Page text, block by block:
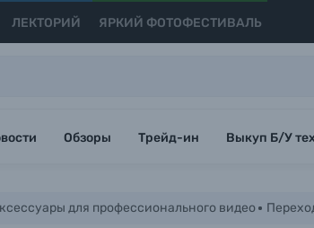
ЛЕКТОРИЙ ЯРКИЙ ФОТОФЕСТИВАЛЬ
Обзоры Трейд-ин Выкуп Б/У
для профессионального видео